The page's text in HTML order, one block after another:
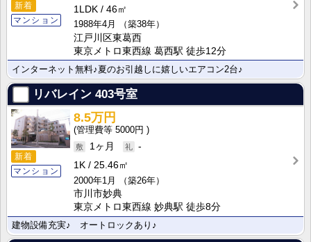
新着
マンション
1LDK
46㎡
1988年4月
（築38年）
江戸川区東葛西
東京メトロ東西線 葛西駅 徒歩12分
インターネット無料♪夏のお引越しに嬉しいエアコン2台♪
リバレイン 403号室
新着
マンション
8.5万円
5000円
1ヶ月
-
1K
25.46㎡
2000年1月
（築26年）
市川市妙典
東京メトロ東西線 妙典駅 徒歩8分
建物設備充実♪ オートロックあり♪